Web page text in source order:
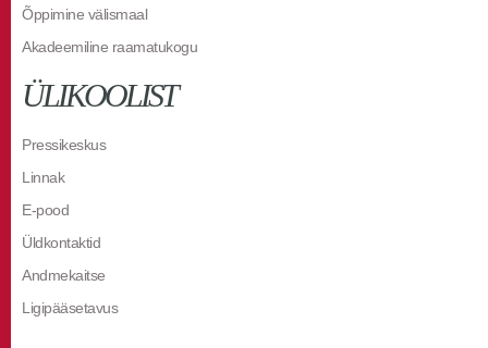
Õppimine välismaal
Akadeemiline raamatukogu
ÜLIKOOLIST
Pressikeskus
Linnak
E-pood
Üldkontaktid
Andmekaitse
Ligipääsetavus